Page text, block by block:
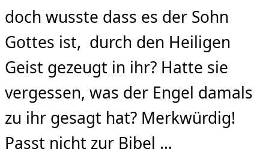
doch wusste dass es der Sohn
Gottes ist, durch den Heiligen
Geist gezeugt in ihr? Hatte sie
vergessen, was der Engel damals
zu ihr gesagt hat? Merkwürdig!
Passt nicht zur Bibel …